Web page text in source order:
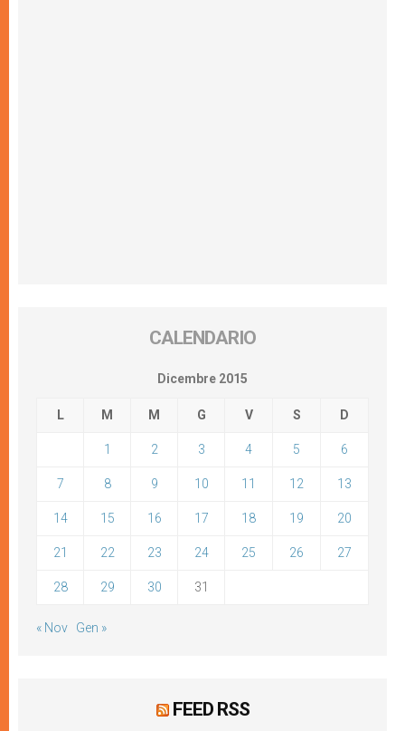
CALENDARIO
Dicembre 2015
L M M G V S D
1 2 3 4 5 6
7 8 9 10 11 12 13
14 15 16 17 18 19 20
21 22 23 24 25 26 27
28 29 30 31
« Nov Gen »
FEED RSS